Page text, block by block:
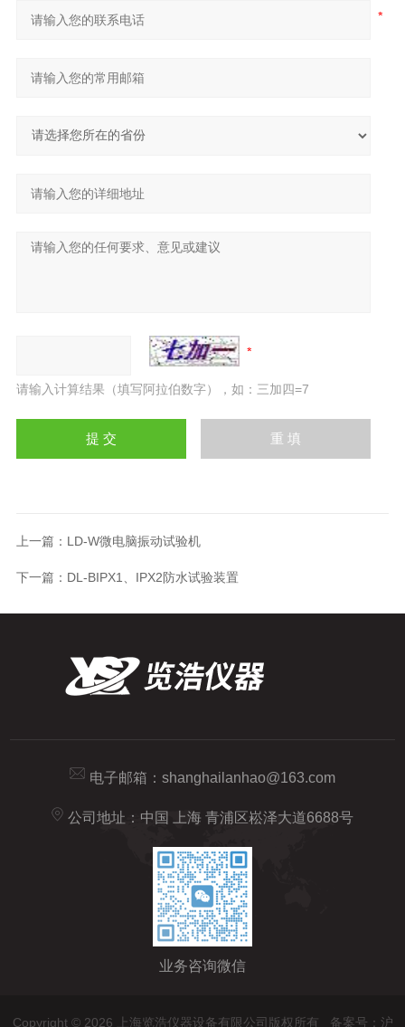
请输入计算结果（填写阿拉伯数字），如：三加四=7
上一篇： LD-W微电脑振动试验机
下一篇： DL-BIPX1、IPX2防水试验装置
电子邮箱： shanghailanhao@163.com
公司地址：中国 上海 青浦区崧泽大道6688号
业务咨询微信
Copyright © 2026 上海览浩仪器设备有限公司版权所有 备案号：沪